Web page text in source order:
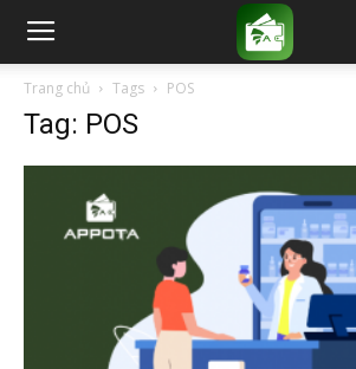
Trang chủ Tags POS
Tag: POS